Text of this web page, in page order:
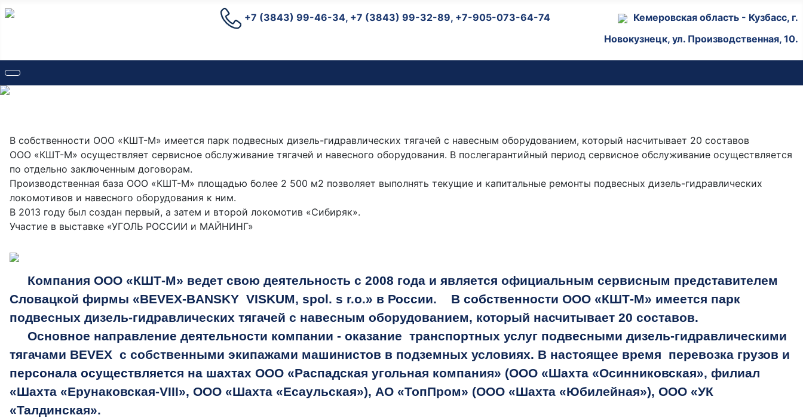
+7 (3843) 99-46-34, +7 (3843) 99-32-89, +7-905-073-64-74
Кемеровская область - Кузбасс, г.
Новокузнецк, ул. Производственная, 10.
В собственности ООО «КШТ-М» имеется парк подвесных дизель-гидравлических тягачей с навесным оборудованием, который насчитывает 20 составов
ООО «КШТ-М» осуществляет сервисное обслуживание тягачей и навесного оборудования. В послегарантийный период сервисное обслуживание осуществляется
по отдельно заключенным договорам.
Производственная база ООО «КШТ-М» площадью более 2 500 м2 позволяет выполнять текущие и капитальные ремонты подвесных дизель-гидравлических
локомотивов и навесного оборудования к ним.
В 2013 году был создан первый, а затем и второй локомотив «Сибиряк».
Участие в выставке «УГОЛЬ РОССИИ и МАЙНИНГ»
Компания ООО «КШТ-М» ведет свою деятельность с 2008 года и является официальным сервисным представителем
Словацкой фирмы «BEVEX-BANSKY VISKUM, spol. s r.o.» в России. В собственности ООО «КШТ-М» имеется парк
подвесных дизель-гидравлических тягачей с навесным оборудованием, который насчитывает 20 составов.
Основное направление деятельности компании - оказание транспортных услуг подвесными дизель-гидравлическими
тягачами BEVEX с собственными экипажами машинистов в подземных условиях. В настоящее время перевозка грузов и
персонала осуществляется на шахтах ООО «Распадская угольная компания» (ООО «Шахта «Осинниковская», филиал
«Шахта «Ерунаковская-VIII», ООО «Шахта «Есаульская»), АО «ТопПром» (ООО «Шахта «Юбилейная»), ООО «УК
«Талдинская».